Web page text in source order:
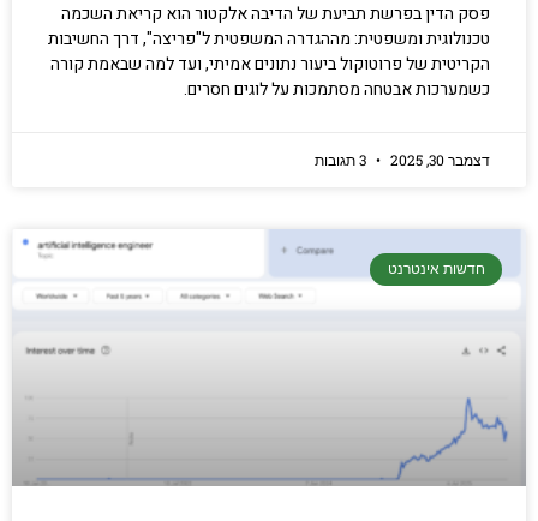
פסק הדין בפרשת תביעת של הדיבה אלקטור הוא קריאת השכמה
טכנולוגית ומשפטית: מההגדרה המשפטית ל"פריצה", דרך החשיבות
הקריטית של פרוטוקול ביעור נתונים אמיתי, ועד למה שבאמת קורה
כשמערכות אבטחה מסתמכות על לוגים חסרים.
דצמבר 30, 2025
חדשות אינטרנט